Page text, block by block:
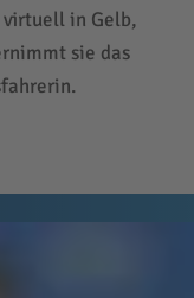
in Gelb,
sie das